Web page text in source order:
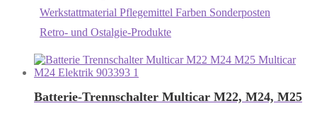
Werkstattmaterial Pflegemittel Farben Sonderposten
Retro- und Ostalgie-Produkte
Batterie-Trennschalter Multicar M22, M24, M25